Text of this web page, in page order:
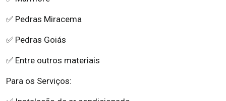
✅ Pedras Miracema
✅ Pedras Goiás
✅ Entre outros materiais
Para os Serviços: